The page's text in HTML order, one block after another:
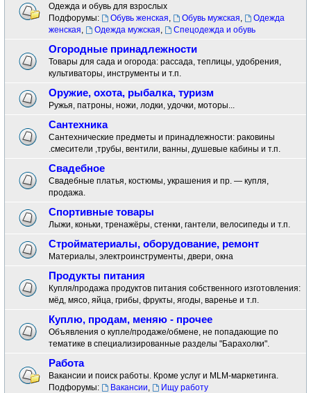
Одежда и обувь для взрослых
Подфорумы:
Обувь женская, Обувь мужская,
Одежда
женская, Одежда мужская, Спецодежда и обувь
Огородные принадлежности
Товары для сада и огорода: рассада, теплицы, удобрения,
культиваторы, инструменты и т.п.
Оружие, охота, рыбалка, туризм
Ружья, патроны, ножи, лодки, удочки, моторы...
Сантехника
Сантехнические предметы и принадлежности: раковины
.смесители ,трубы, вентили, ванны, душевые кабины и т.п.
Свадебное
Свадебные платья, костюмы, украшения и пр. — купля,
продажа.
Спортивные товары
Лыжи, коньки, тренажёры, стенки, гантели, велосипеды и т.п.
Стройматериалы, оборудование, ремонт
Материалы, электроинструменты, двери, окна
Продукты питания
Купля/продажа продуктов питания собственного изготовления:
мёд, мясо, яйца, грибы, фрукты, ягоды, варенье и т.п.
Куплю, продам, меняю - прочее
Объявления о купле/продаже/обмене, не попадающие по
тематике в специализированные разделы "Барахолки".
Работа
Вакансии и поиск работы. Кроме услуг и MLM-маркетинга.
Подфорумы:
Вакансии, Ищу работу